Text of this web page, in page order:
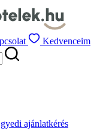
Kedvenceim
ajánlatkérés